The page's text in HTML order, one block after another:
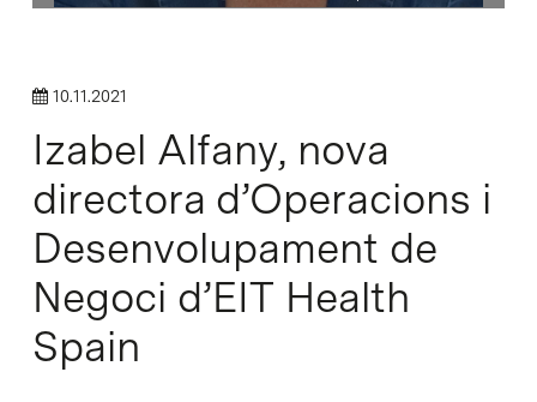
10.11.2021
Izabel Alfany, nova
directora d’Operacions i
Desenvolupament de
Negoci d’EIT Health
Spain